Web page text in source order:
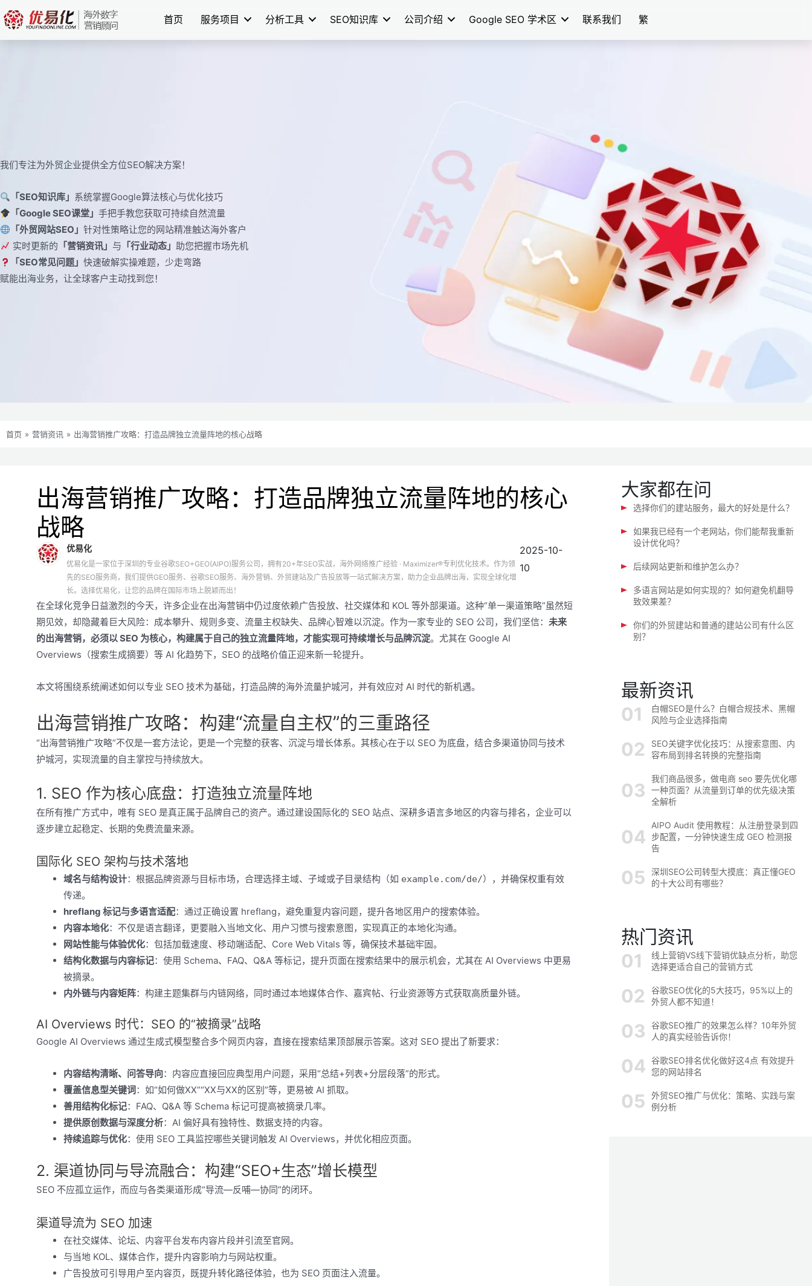
至
内
首页 服务项目 分析工具 SEO知识库 公司介绍 Google SEO 学术区 联系我们 繁
我们专注为外贸企业提供全方位SEO解决方案！
「SEO知识库」 系统掌握Google算法核心与优化技巧
「Google SEO课堂」手把手教您获取可持续自然流量
「外贸网站SEO」针对性策略让您的网站精准触达海外客户
实时更新的 「营销资讯」与 「行业动态」助您把握市场先机
「SEO常见问题」快速破解实操难题，少走弯路
赋能出海业务，让全球客户主动找到您！
首页 » 营销资讯 » 出海营销推广攻略：打造品牌独立流量阵地的核心战略
出海营销推广攻略：打造品牌独立流量阵地的核心
战略
优易化
优易化是一家位于深圳的专业谷歌SEO+GEO(AIPO)服务公司，拥有20+年SEO实战，海外网络推广经验 · Maximizer®专利优化技术。作为领
先的SEO服务商，我们提供GEO服务、谷歌SEO服务、海外营销、外贸建站及广告投放等一站式解决方案，助力企业品牌出海，实现全球化增
长。选择优易化，让您的品牌在国际市场上脱颖而出！
2025-10-
10
在全球化竞争日益激烈的今天，许多企业在出海营销中仍过度依赖广告投放、社交媒体和 KOL 等外部渠道。这种“单一渠道策略”虽然短
期见效，却隐藏着巨大风险：成本攀升、规则多变、流量主权缺失、品牌心智难以沉淀。作为一家专业的 SEO 公司，我们坚信： 未来
的出海营销，必须以 SEO 为核心，构建属于自己的独立流量阵地，才能实现可持续增长与品牌沉淀。尤其在 Google AI
Overviews（搜索生成摘要）等 AI 化趋势下，SEO 的战略价值正迎来新一轮提升。
本文将围绕系统阐述如何以专业 SEO 技术为基础，打造品牌的海外流量护城河，并有效应对 AI 时代的新机遇。
出海营销推广攻略：构建“流量自主权”的三重路径
“出海营销推广攻略”不仅是一套方法论，更是一个完整的获客、沉淀与增长体系。其核心在于以 SEO 为底盘，结合多渠道协同与技术
护城河，实现流量的自主掌控与持续放大。
1. SEO 作为核心底盘：打造独立流量阵地
在所有推广方式中，唯有 SEO 是真正属于品牌自己的资产。通过建设国际化的 SEO 站点、深耕多语言多地区的内容与排名，企业可以
逐步建立起稳定、长期的免费流量来源。
国际化 SEO 架构与技术落地
域名与结构设计：根据品牌资源与目标市场，合理选择主域、子域或子目录结构（如 example.com/de/），并确保权重有效
传递。
hreflang 标记与多语言适配：通过正确设置 hreflang，避免重复内容问题，提升各地区用户的搜索体验。
内容本地化：不仅是语言翻译，更要融入当地文化、用户习惯与搜索意图，实现真正的本地化沟通。
网站性能与体验优化：包括加载速度、移动端适配、Core Web Vitals 等，确保技术基础牢固。
结构化数据与内容标记：使用 Schema、FAQ、Q&A 等标记，提升页面在搜索结果中的展示机会，尤其在 AI Overviews 中更易
被摘录。
内外链与内容矩阵：构建主题集群与内链网络，同时通过本地媒体合作、嘉宾帖、行业资源等方式获取高质量外链。
AI Overviews 时代：SEO 的“被摘录”战略
Google AI Overviews 通过生成式模型整合多个网页内容，直接在搜索结果顶部展示答案。这对 SEO 提出了新要求：
内容结构清晰、问答导向：内容应直接回应典型用户问题，采用“总结+列表+分层段落”的形式。
覆盖信息型关键词：如“如何做XX”“XX与XX的区别”等，更易被 AI 抓取。
善用结构化标记：FAQ、Q&A 等 Schema 标记可提高被摘录几率。
提供原创数据与深度分析：AI 偏好具有独特性、数据支持的内容。
持续追踪与优化：使用 SEO 工具监控哪些关键词触发 AI Overviews，并优化相应页面。
2. 渠道协同与导流融合：构建“SEO+生态”增长模型
SEO 不应孤立运作，而应与各类渠道形成“导流—反哺—协同”的闭环。
渠道导流为 SEO 加速
在社交媒体、论坛、内容平台发布内容片段并引流至官网。
与当地 KOL、媒体合作，提升内容影响力与网站权重。
广告投放可引导用户至内容页，既提升转化路径体验，也为 SEO 页面注入流量。
大家都在问
选择你们的建站服务，最大的好处是什么？
如果我已经有一个老网站，你们能帮我重新
设计优化吗？
后续网站更新和维护怎么办？
多语言网站是如何实现的？如何避免机翻导
致效果差？
你们的外贸建站和普通的建站公司有什么区
别？
最新资讯
白帽SEO是什么？白帽合规技术、黑帽
风险与企业选择指南
SEO关键字优化技巧：从搜索意图、内
容布局到排名转换的完整指南
我们商品很多，做电商 seo 要先优化哪
一种页面？从流量到订单的优先级决策
全解析
AIPO Audit 使用教程：从注册登录到四
步配置，一分钟快速生成 GEO 检测报
告
深圳SEO公司转型大摸底：真正懂GEO
的十大公司有哪些？
热门资讯
线上营销VS线下营销优缺点分析，助您
选择更适合自己的营销方式
谷歌SEO优化的5大技巧，95%以上的
外贸人都不知道！
谷歌SEO推广的效果怎么样？10年外贸
人的真实经验告诉你！
谷歌SEO排名优化做好这4点 有效提升
您的网站排名
外贸SEO推广与优化：策略、实践与案
例分析